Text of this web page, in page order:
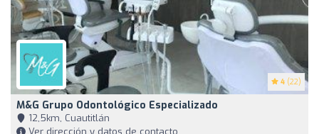
4 (22)
M&G Grupo Odontológico Especializado
12,5km, Cuautitlán
Ver dirección y datos de contacto